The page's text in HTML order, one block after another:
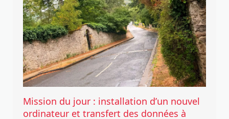
Mission du jour : installation d’un nouvel
ordinateur et transfert des données à